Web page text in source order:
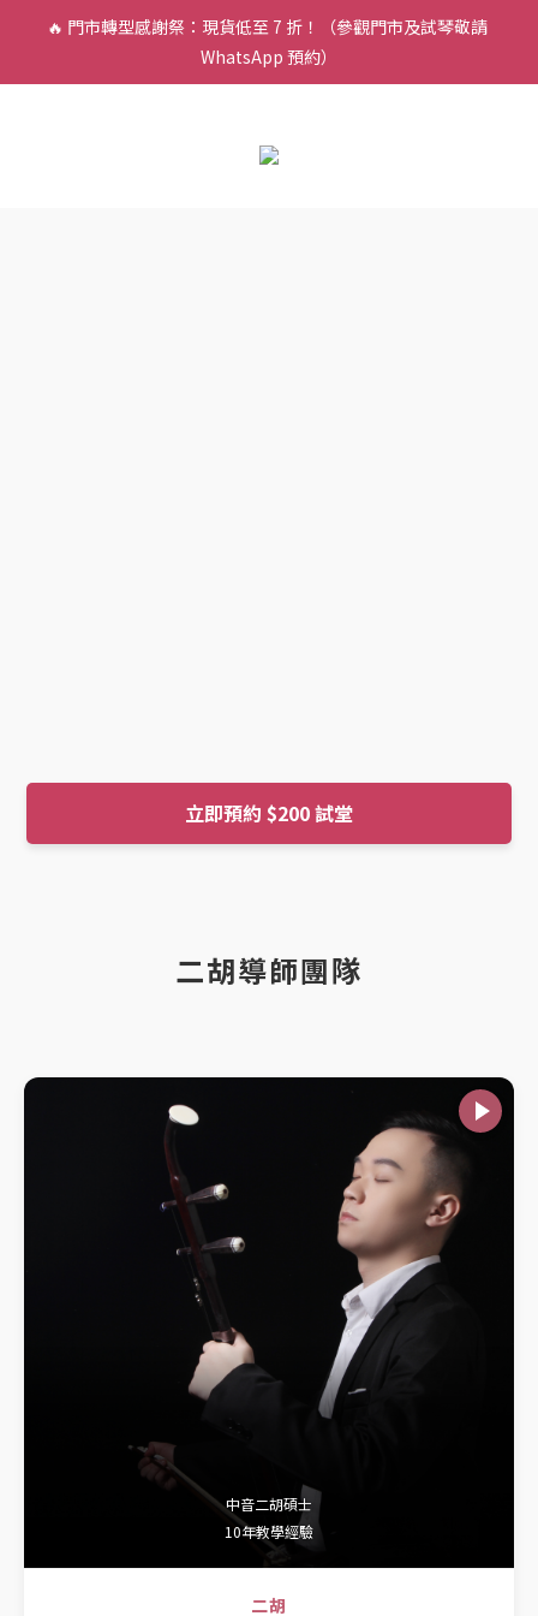
🎵 新生限時：$200 試堂優惠（包樂器借用）
WhatsApp 預約）
🎵 新生限時：$200 試堂優惠（包樂器借用）
立即預約 $200 試堂
二胡導師團隊
中音二胡碩士
10年教學經驗
二胡